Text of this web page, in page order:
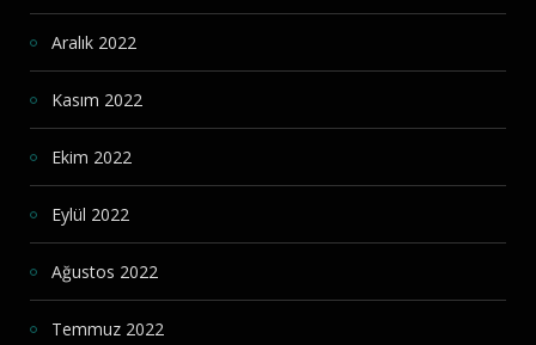
Aralık 2022
Kasım 2022
Ekim 2022
Eylül 2022
Ağustos 2022
Temmuz 2022